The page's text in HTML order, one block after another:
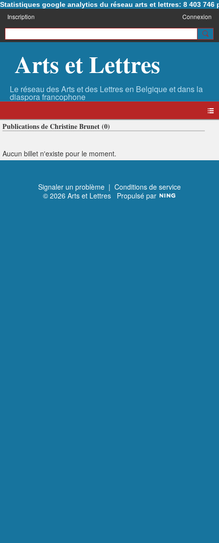
Statistiques google analytics du réseau arts et lettres: 8 403 746
Inscription Connexion
Arts et Lettres
Publications de Christine Brunet (0)
Aucun billet n'existe pour le moment.
Signaler un problème | Conditions de service
© 2026 Arts et Lettres Propulsé par